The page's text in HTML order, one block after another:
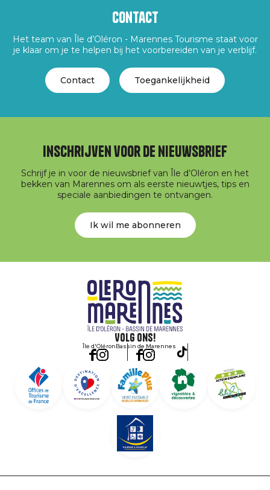
Contact
Het team van Île d’Oléron - Marennes Tourisme staat voor
je klaar om je te helpen bij het voorbereiden van je verblijf.
Contact Toegankelijkheid
Inschrijven voor de nieuwsbrief
Schrijf je in voor de nieuwsbrief van Île d’Oléron en het
bekken van Marennes om als eerste nieuwtjes, tips en
speciale aanbiedingen te ontvangen.
Ik wil me abonneren
Volg ons!
Île d'OléronBassin de Marennes